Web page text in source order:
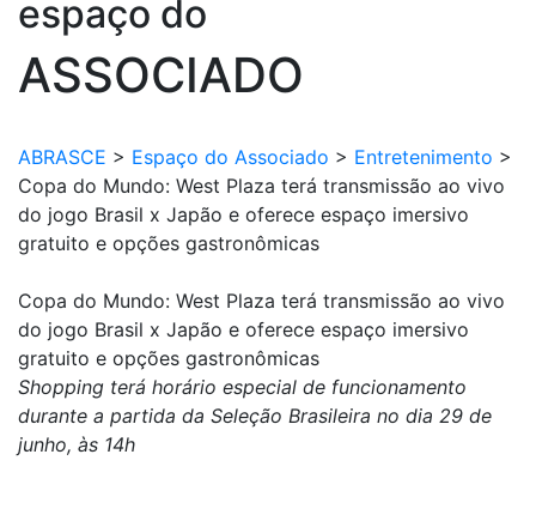
espaço do
ASSOCIADO
ABRASCE > Espaço do Associado > Entretenimento >
Copa do Mundo: West Plaza terá transmissão ao vivo
do jogo Brasil x Japão e oferece espaço imersivo
gratuito e opções gastronômicas
Copa do Mundo: West Plaza terá transmissão ao vivo
do jogo Brasil x Japão e oferece espaço imersivo
gratuito e opções gastronômicas
Shopping terá horário especial de funcionamento
durante a partida da Seleção Brasileira no dia 29 de
junho, às 14h